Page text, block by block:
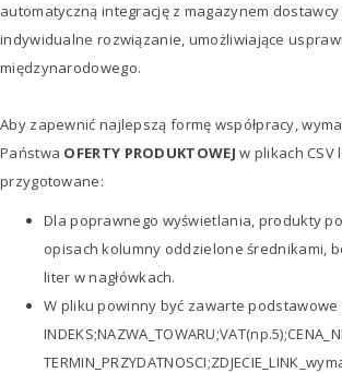
automatyczną integrację z magazynem
indywidualne rozwiązanie, umożliwiające
międzynarodowego.
Aby zapewnić najlepszą formę współpracy,
Państwa OFERTY PRODUKTOWEJ w plikach CSV
przygotowane:
Dla poprawnego wyświetlania, produkty
opisach kolumny oddzielone średnikami,
liter w nagłówkach.
W pliku powinny być zawarte podstawowe